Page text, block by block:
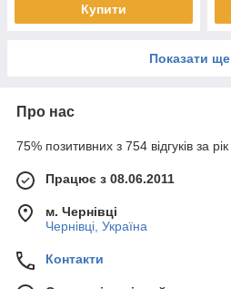
Купити
Показати ще
Про нас
75% позитивних з 754 відгуків за рік
Працює з 08.06.2011
м. Чернівці
Чернівці, Україна
Контакти